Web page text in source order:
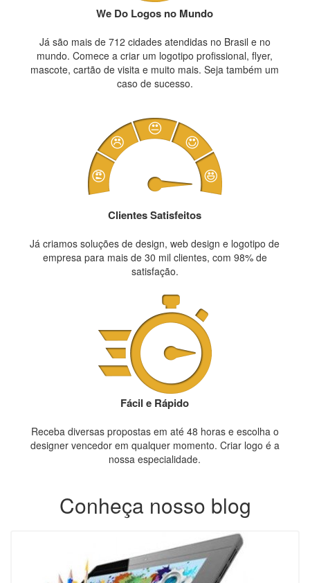
We Do Logos no Mundo
Já são mais de 712 cidades atendidas no Brasil e no
mundo. Comece a criar um logotipo profissional, flyer,
mascote, cartão de visita e muito mais. Seja também um
caso de sucesso.
Clientes Satisfeitos
Já criamos soluções de design, web design e logotipo de
empresa para mais de 30 mil clientes, com 98% de
satisfação.
Fácil e Rápido
Receba diversas propostas em até 48 horas e escolha o
designer vencedor em qualquer momento. Criar logo é a
nossa especialidade.
Conheça nosso blog